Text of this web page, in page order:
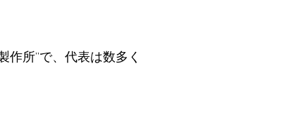
所”で、代表は数多く